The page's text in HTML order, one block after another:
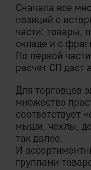
Сначала все
позиций с
части: товары,
складе и с
По первой
расчет СП
Для торговцев
множество
соответствует
мыши, чехлы,
так далее.
И
группами